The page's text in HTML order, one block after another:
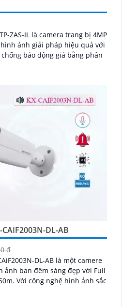
ZAS-IL là camera trang bị 4MP
hình ảnh giải pháp hiệu quả với
báo động giả bằng phân
CAIF2003N-DL-AB
₫
DL-AB là một camere
ảnh ban đêm sáng đẹp với Full
sắc